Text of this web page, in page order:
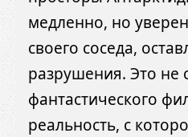
медленно, но
своего соседа,
разрушения. Это не
фантастического
реальность, с